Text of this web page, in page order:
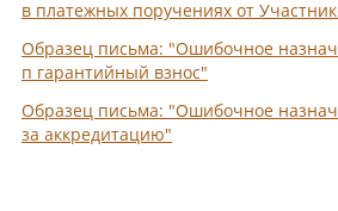
в платежных поручениях от
Образец письма: "Ошибочное
п гарантийный взнос"
Образец письма: "Ошибочное
за аккредитацию"